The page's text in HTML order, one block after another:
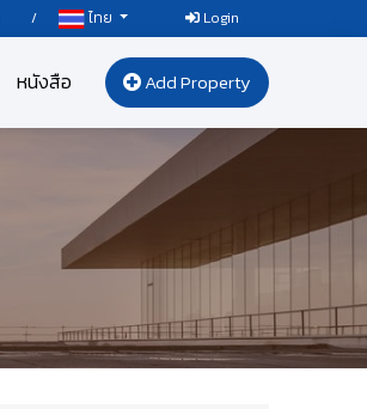
/ ไทย Login
หนังสือ Add Property